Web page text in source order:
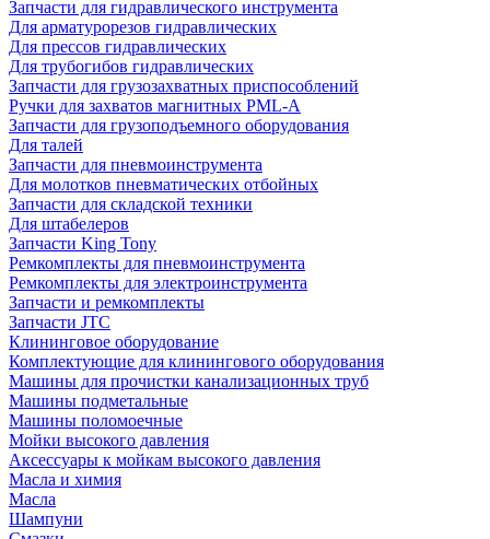
Запчасти для гидравлического инструмента
Для арматурорезов гидравлических
Для прессов гидравлических
Для трубогибов гидравлических
Запчасти для грузозахватных приспособлений
Ручки для захватов магнитных PML-A
Запчасти для грузоподъемного оборудования
Для талей
Запчасти для пневмоинструмента
Для молотков пневматических отбойных
Запчасти для складской техники
Для штабелеров
Запчасти King Tony
Ремкомплекты для пневмоинструмента
Ремкомплекты для электроинструмента
Запчасти и ремкомплекты
Запчасти JTC
Клининговое оборудование
Комплектующие для клинингового оборудования
Машины для прочистки канализационных труб
Машины подметальные
Машины поломоечные
Мойки высокого давления
Аксессуары к мойкам высокого давления
Масла и химия
Масла
Шампуни